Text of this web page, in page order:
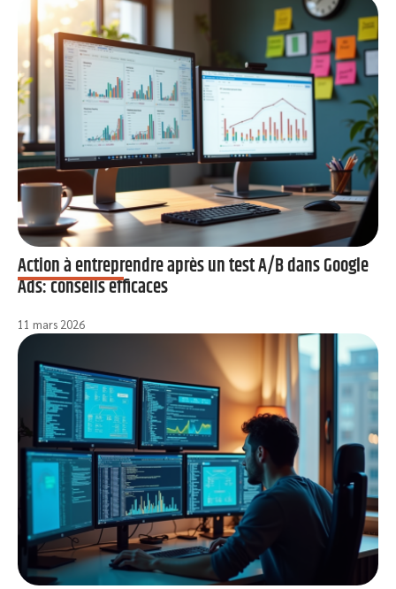
Action à entreprendre après un test A/B dans Google
Ads: conseils efficaces
11 mars 2026